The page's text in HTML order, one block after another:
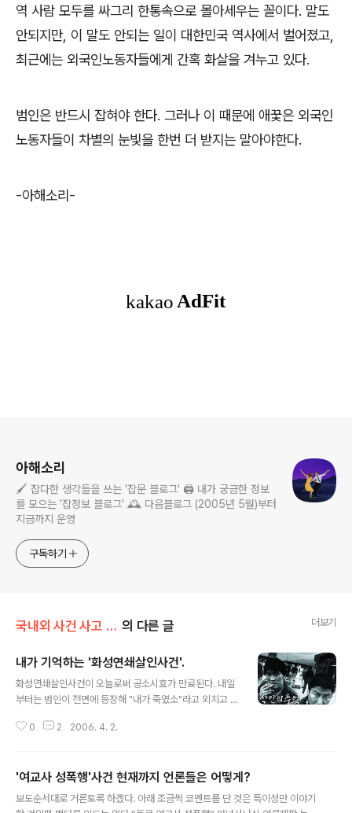
역 사람 모두를 싸그리 한통속으로 몰아세우는 꼴이다. 말도
안되지만, 이 말도 안되는 일이 대한민국 역사에서 벌어졌고,
최근에는 외국인노동자들에게 간혹 화살을 겨누고 있다.
범인은 반드시 잡혀야 한다. 그러나 이 때문에 애꿏은 외국인
노동자들이 차별의 눈빛을 한번 더 받지는 말아야한다.
-아해소리-
아해소리
🖌️ 잡다한 생각들을 쓰는 '잡문 블로그' 🖨️ 내가 궁금한 정보
를 모으는 '잡정보 블로그' 🕰️ 다음블로그 (2005년 5월)부터
지금까지 운영
구독하기
국내외 사건 사고 기록 의 다른 글 더보기
내가 기억하는 '화성연쇄살인사건'.
화성연쇄살인사건이 오늘로써 공소시효가 만료된다. 내일
부터는 범인이 전면에 등장해 "내가 죽였소"라고 외치고 다
소시효' 이 제도가 해석하기에 따라 다르겠지만, 살인 등 특
아픈 기억으로 남을 것 같다. 이라는 글을 올렸다. 현재는 1
994년 행정구역 편입으로 안산시에 살게되었지만, 지금
그 자리는 당" data-og-host="www.neocross.net"
0 2 2006. 4. 2.
'여교사 성폭행'사건 현재까지 언론들은 어떻게?
보도순서대로 거론토록 하겠다. 아래 조금씩 코멘트를 단 것은 특이성만 이야기